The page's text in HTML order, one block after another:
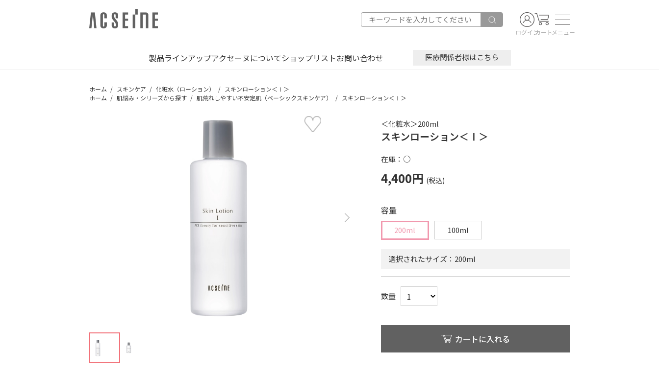
ログインカートメニュー
製品ラインアップアクセーヌについてショップリストお問い合わせ 医療関係者様はこちら
ホーム スキンケア 化粧水（ローション）
スキンローション＜Ⅰ＞
ホーム
肌悩み・シリーズから探す 肌荒れしやすい不安定肌（ベーシックスキンケア） スキンローション＜Ⅰ＞
＜化粧水＞200ml
スキンローション＜Ⅰ＞
在庫：○
4,400円
容量
200ml 100ml
選択されたサイズ：200ml
数量
カートに入れる